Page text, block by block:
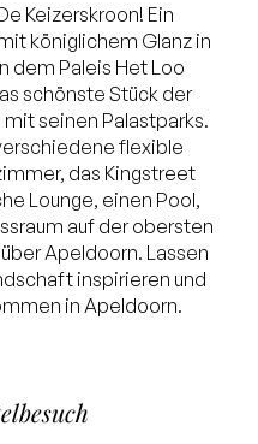
Keizerskroon! Ein
königlichem Glanz in
dem Paleis Het Loo
schönste Stück der
seinen Palastparks.
flexible
das Kingstreet
Lounge, einen Pool,
auf der obersten
Apeldoorn. Lassen
inspirieren und
in Apeldoorn.